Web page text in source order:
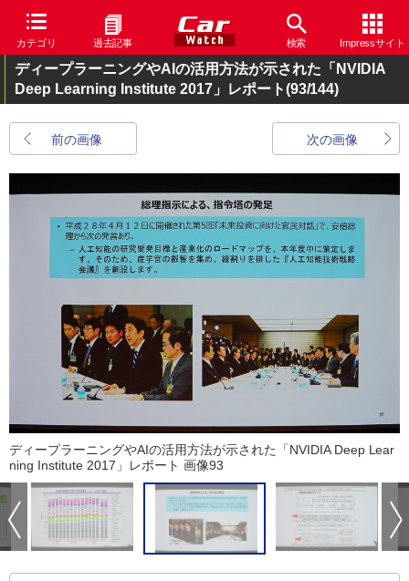
カテゴリ 過去記事 検索 Impressサイト
ディープラーニングやAIの活用方法が示された「NVIDIA
Deep Learning Institute 2017」レポート(93/144)
前の画像 次の画像
ディープラーニングやAIの活用方法が示された「NVIDIA Deep Lear
ning Institute 2017」レポート 画像93